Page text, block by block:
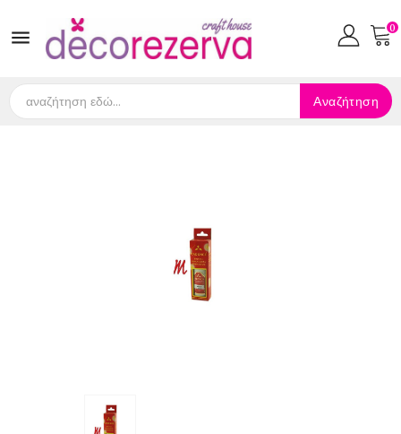
 0
Αναζήτηση